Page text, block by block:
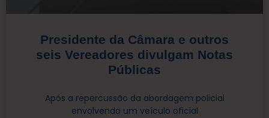
Presidente da Câmara e outros
seis Vereadores divulgam Notas
Públicas
Após a repercussão da abordagem policial
envolvendo um veículo oficial